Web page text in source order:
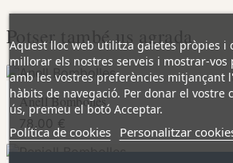
Potser també us agrada
Anell Bombolles
78,00 €
Aquest lloc web utilitza galetes pròpies i
millorar els nostres serveis i mostrar-
amb les vostres preferències mitjançant
hàbits de navegació. Per donar el vostre
ús, premeu el botó Acceptar.
Política de cookies Personalitzar